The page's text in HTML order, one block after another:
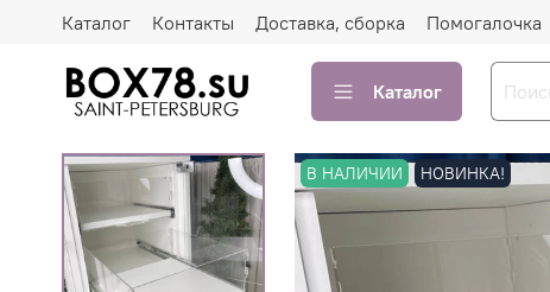
Каталог Контакты Доставка, сборка Помогалочка
Каталог
В НАЛИЧИИ НОВИНКА!